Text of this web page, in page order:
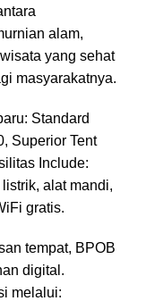
alam,
yang sehat
masyarakatnya.
Standard
Superior Tent
Include:
alat mandi,
gratis.
tempat, BPOB
digital.
melalui: